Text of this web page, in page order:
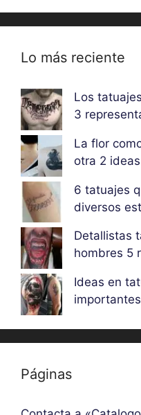
Lo más reciente
Los
3
La flor
otra 2
6 tatuajes
diversos
Detallistas
hombres 5
Ideas en
Páginas